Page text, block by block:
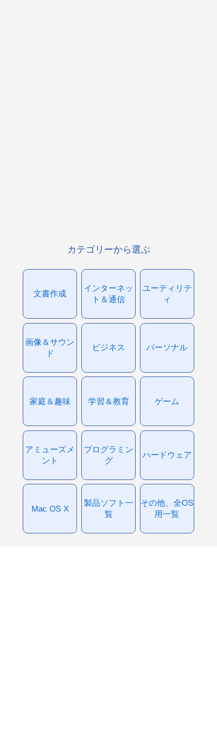
カテゴリーから選ぶ
文書作成
インターネッ
ト＆通信
ユーティリテ
ィ
画像＆サウン
ド
ビジネス パーソナル
家庭＆趣味 学習＆教育 ゲーム
アミューズメ
ント
プログラミン
グ
ハードウェア
Mac OS X
製品ソフト一
覧
その他、全OS
用一覧